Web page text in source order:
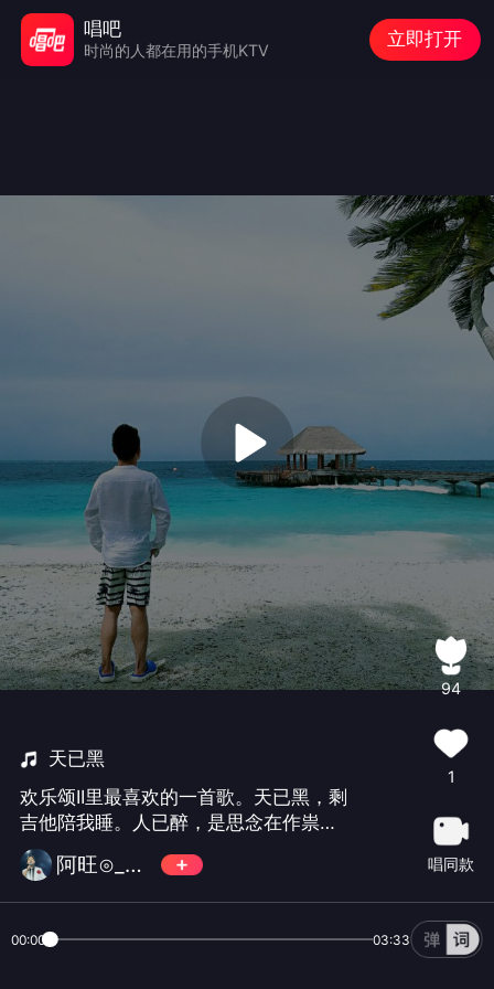
天已黑
欢乐颂II里最喜欢的一首歌。天已黑，剩
吉他陪我睡。人已醉，是思念在作祟。
想去追，却只能追的回安慰，等待下一
次轮回！
阿旺⊙_⊙旺旺
94
1
唱同款
00:00 03:33
唱吧
时尚的人都在用的手机KTV
立即打开